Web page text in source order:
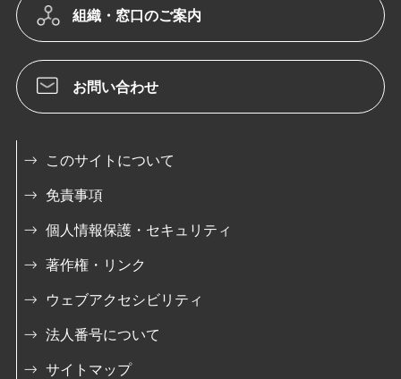
組織・窓口のご案内
お問い合わせ
このサイトについて
免責事項
個人情報保護・セキュリティ
著作権・リンク
ウェブアクセシビリティ
法人番号について
サイトマップ